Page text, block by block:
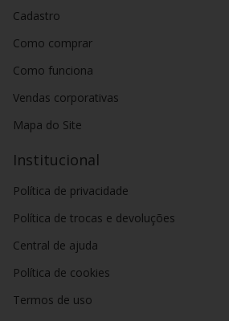
Cadastro
Como comprar
Como funciona
Vendas corporativas
Mapa do Site
Institucional
Política de privacidade
Política de trocas e devoluções
Central de ajuda
Política de cookies
Termos de uso